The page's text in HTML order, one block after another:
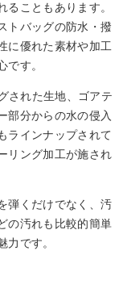
ることもあります。
トバッグの防水・撥
に優れた素材や加工
です。
された生地、ゴアテ
部分からの水の侵入
ラインナップされて
リング加工が施され
弾くだけでなく、汚
の汚れも比較的簡単
力です。